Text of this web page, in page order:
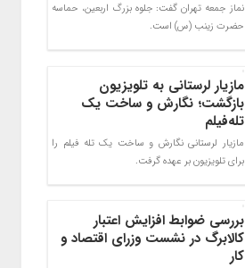
نماز جمعه تهران گفت: جلوه بزرگ اربعین، حماسه
حضرت زینب (س) است.
مازیار لرستانی به تلویزیون
بازگشت؛ نگارش و ساخت یک
تله‌فیلم
مازیار لرستانی نگارش و ساخت یک تله فیلم را
برای تلویزیون بر عهده گرفت.
بررسی ضوابط افزایش اعتبار
کالابرگ در نشست وزرای اقتصاد و
کار